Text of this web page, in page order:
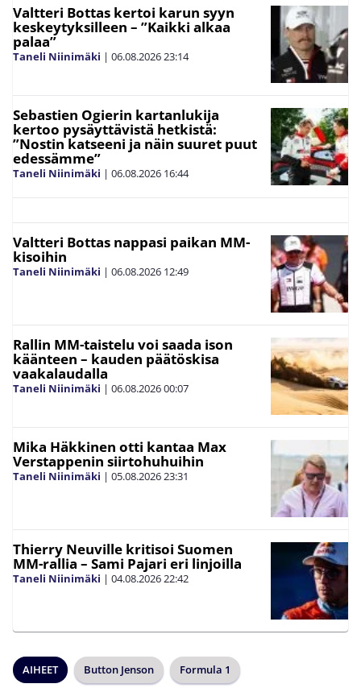
Valtteri Bottas kertoi karun syyn
keskeytyksilleen – ”Kaikki alkaa
palaa”
Taneli Niinimäki | 06.08.202623:14
Sebastien Ogierin kartanlukija
kertoo pysäyttävistä hetkistä:
”Nostin katseeni ja näin suuret puut
edessämme”
Taneli Niinimäki | 06.08.2026 16:44
Valtteri Bottas nappasi paikan MM-
kisoihin
Taneli Niinimäki | 06.08.2026 12:49
Rallin MM-taistelu voi saada ison
käänteen – kauden päätöskisa
vaakalaudalla
Taneli Niinimäki | 06.08.202600:07
Mika Häkkinen otti kantaa Max
Verstappenin siirtohuhuihin
Taneli Niinimäki | 05.08.202623:31
Thierry Neuville kritisoi Suomen
MM-rallia – Sami Pajari eri linjoilla
Taneli Niinimäki | 04.08.202622:42
AIHEET Button Jenson Formula 1